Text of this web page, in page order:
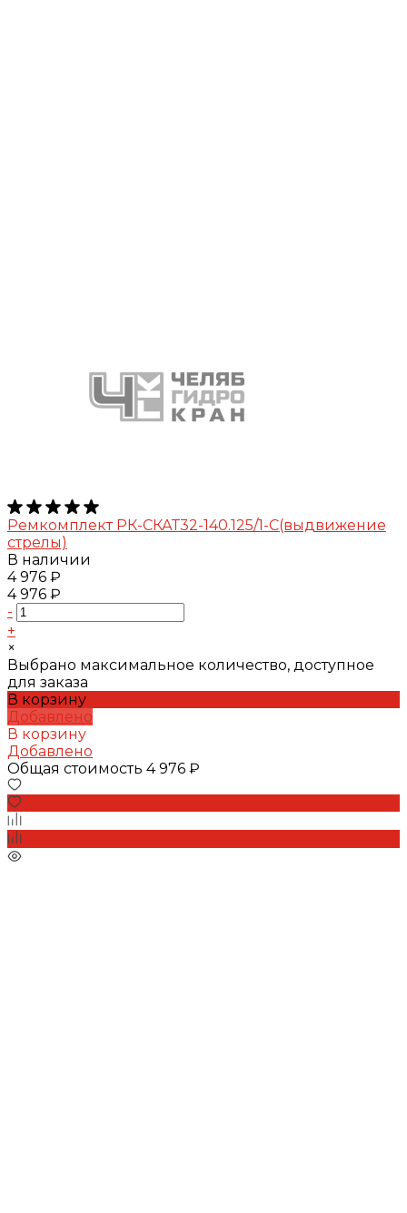
Ремкомплект РК-СКАТ32-140.125/1-С(выдвижение
стрелы)
В наличии
4 976 ₽
4 976 ₽
-
+
×
Выбрано максимальное количество, доступное
для заказа
В корзину
Добавлено
В корзину
Добавлено
Общая стоимость 4 976 ₽